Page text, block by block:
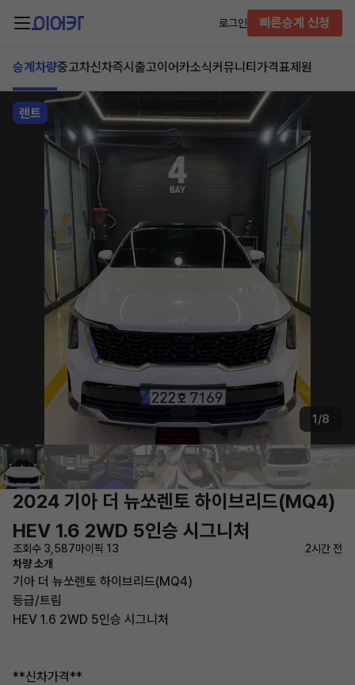
로그인 빠른승계 신청
승계차량중고차신차즉시출고이어카소식커뮤니티 가격표제원
렌트
1/8
2024 기아 더 뉴쏘렌토 하이브리드(MQ4)
HEV 1.6 2WD 5인승 시그니처
조회수 3,587마이픽 13
2시간 전
차량 소개
기아 더 뉴쏘렌토 하이브리드(MQ4)
등급/트림
HEV 1.6 2WD 5인승 시그니처
**신차가격**